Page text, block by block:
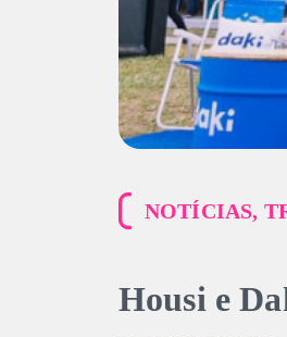
NOTÍCIAS,
Housi e